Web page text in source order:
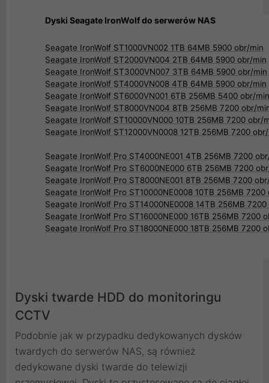
Dyski Seagate IronWolf do serwerów NAS
Seagate IronWolf ST1000VN002 1TB 64MB 5900 obr/min
Seagate IronWolf ST2000VN004 2TB 64MB 5900 obr/min
Seagate IronWolf ST3000VN007 3TB 64MB 5900 obr/min
Seagate IronWolf ST4000VN008 4TB 64MB 5900 obr/min
Seagate IronWolf ST6000VN001 6TB 256MB 5400 obr/min
Seagate IronWolf ST8000VN004 8TB 256MB 7200 obr/
Seagate IronWolf ST10000VN000 10TB 256MB 7200 obr/
Seagate IronWolf ST12000VN0008 12TB 256MB 7200
Seagate IronWolf Pro ST4000NE001 4TB 256MB 7200
Seagate IronWolf Pro ST6000NE000 6TB 256MB 7200
Seagate IronWolf Pro ST8000NE001 8TB 256MB 7200
Seagate IronWolf Pro ST10000NE0008 10TB 256MB 7200
Seagate IronWolf Pro ST14000NE0008 14TB 256MB
Seagate IronWolf Pro ST16000NE000 16TB 256MB 7200
Seagate IronWolf Pro ST18000NE000 18TB 256MB 7200
Dyski twarde HDD do monitoringu
CCTV
Podobnie jak w przypadku dedykowanych dysków
twardych do serwerów NAS, są również
dedykowane dyski twarde do telewizji